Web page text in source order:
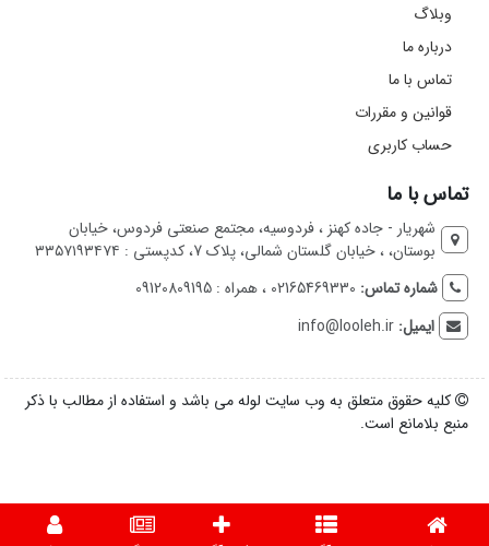
وبلاگ
درباره ما
تماس با ما
قوانین و مقررات
حساب کاربری
تماس با ما
شهریار - جاده کهنز ، فردوسیه، مجتمع صنعتی فردوس، خیابان
بوستان، ، خیابان گلستان شمالی، پلاک 7، کدپستی : ۳۳۵۷۱۹۳۴۷۴
شماره تماس: 02165469330 ، همراه : 09120809195
ایمیل:info@looleh.ir
کلیه حقوق متعلق به وب سایت لوله می باشد و استفاده از مطالب با ذکر
منبع بلامانع است.